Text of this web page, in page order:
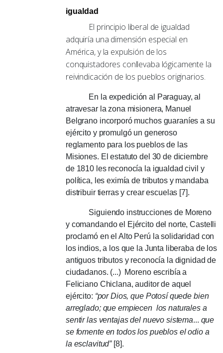
igualdad
El principio liberal de igualdad
adquiría una dimensión especial en
América, y la expulsión de los
conquistadores conllevaba lógicamente la
reivindicación de los pueblos originarios.
En la expedición al Paraguay, al
atravesar la zona misionera, Manuel
Belgrano incorporó muchos guaraníes a su
ejército y promulgó un generoso
reglamento para los pueblos de las
Misiones. El estatuto del 30 de diciembre
de 1810 les reconocía la igualdad civil y
política, les eximía de tributos y mandaba
distribuir tierras y crear escuelas [7].
Siguiendo instrucciones de Moreno
y comandando el Ejército del norte, Castelli
proclamó en el Alto Perú la solidaridad con
los indios, a los que la Junta liberaba de los
antiguos tributos y reconocía la dignidad de
ciudadanos. (...) Moreno escribía a
Feliciano Chiclana, auditor de aquel
ejército: “por Dios, que Potosí quede bien
arreglado; que empiecen los naturales a
sentir las ventajas del nuevo sistema... que
se fomente en todos los pueblos el odio a
la esclavitud”[8].